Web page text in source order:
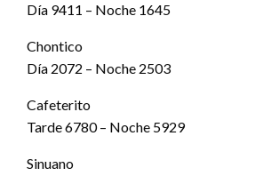
Día 9411 – Noche 1645
Chontico
Día 2072 – Noche 2503
Cafeterito
Tarde 6780 – Noche 5929
Sinuano